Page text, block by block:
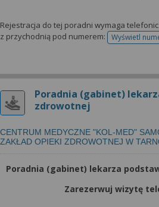
Rejestracja do tej poradni wymaga
z przychodnią pod numerem:
Wyświetl
Poradnia (gabinet)
zdrowotnej
CENTRUM MEDYCZNE "KOL-MED"
ZAKŁAD OPIEKI ZDROWOTNEJ W
Poradnia (gabinet) lekarza
Zarezerwuj wizytę